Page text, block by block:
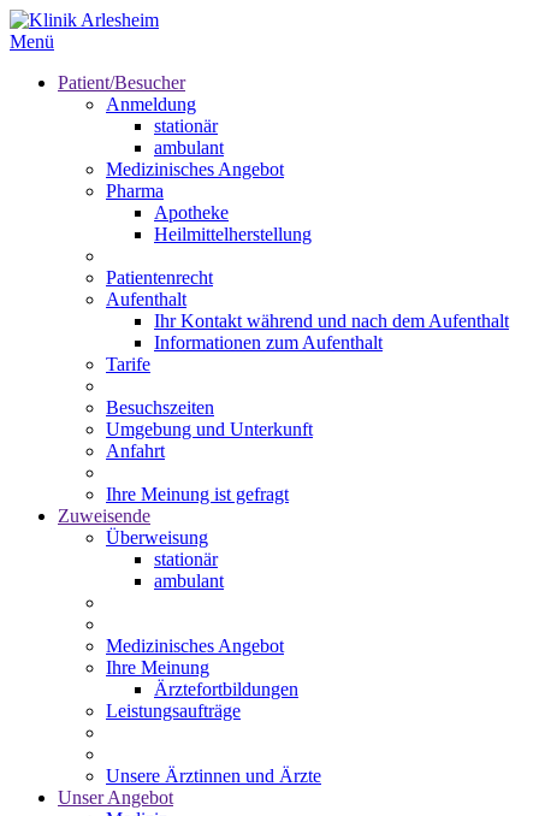
Menü
Patient/Besucher
Anmeldung
stationär
ambulant
Medizinisches Angebot
Pharma
Apotheke
Heilmittelherstellung
Patientenrecht
Aufenthalt
Ihr Kontakt während und nach dem Aufenthalt
Informationen zum Aufenthalt
Tarife
Besuchszeiten
Umgebung und Unterkunft
Anfahrt
Ihre Meinung ist gefragt
Zuweisende
Überweisung
stationär
ambulant
Medizinisches Angebot
Ihre Meinung
Ärztefortbildungen
Leistungsaufträge
Unsere Ärztinnen und Ärzte
Unser Angebot